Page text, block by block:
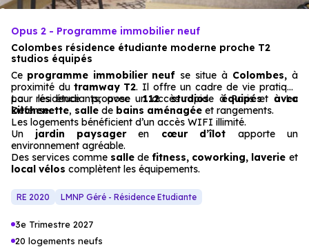
Opus 2 - Programme immobilier neuf
Colombes résidence étudiante moderne proche T2
studios équipés
Ce programme immobilier neuf se situe à Colombes, à
proximité du tramway T2. Il offre un cadre de vie pratique
pour les étudiants, avec un accès rapide à Paris et à La
Défense.
La résidence propose 112 studios équipés avec
kitchenette, salle de bains aménagée et rangements.
Les logements bénéficient d’un accès WIFI illimité.
Un jardin paysageren cœur d’îlot apporte un
environnement agréable.
Des services comme salle de fitness, coworking, laverie et
local vélos complètent les équipements.
RE 2020 LMNP Géré - Résidence Etudiante
3e Trimestre 2027
20 logements neufs